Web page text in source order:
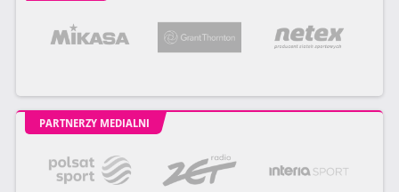
PARTNERZY MEDIALNI